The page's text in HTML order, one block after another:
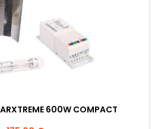
600W COMPACT